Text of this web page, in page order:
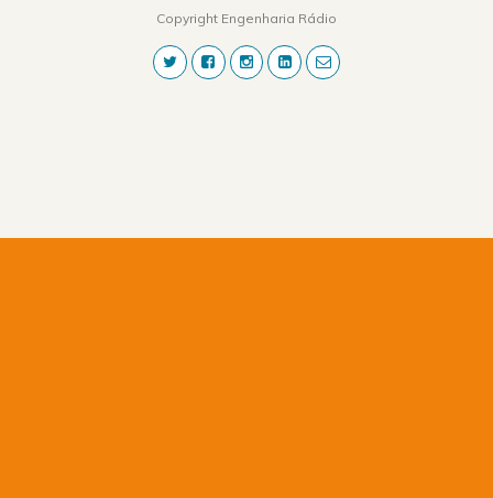
Copyright Engenharia Rádio